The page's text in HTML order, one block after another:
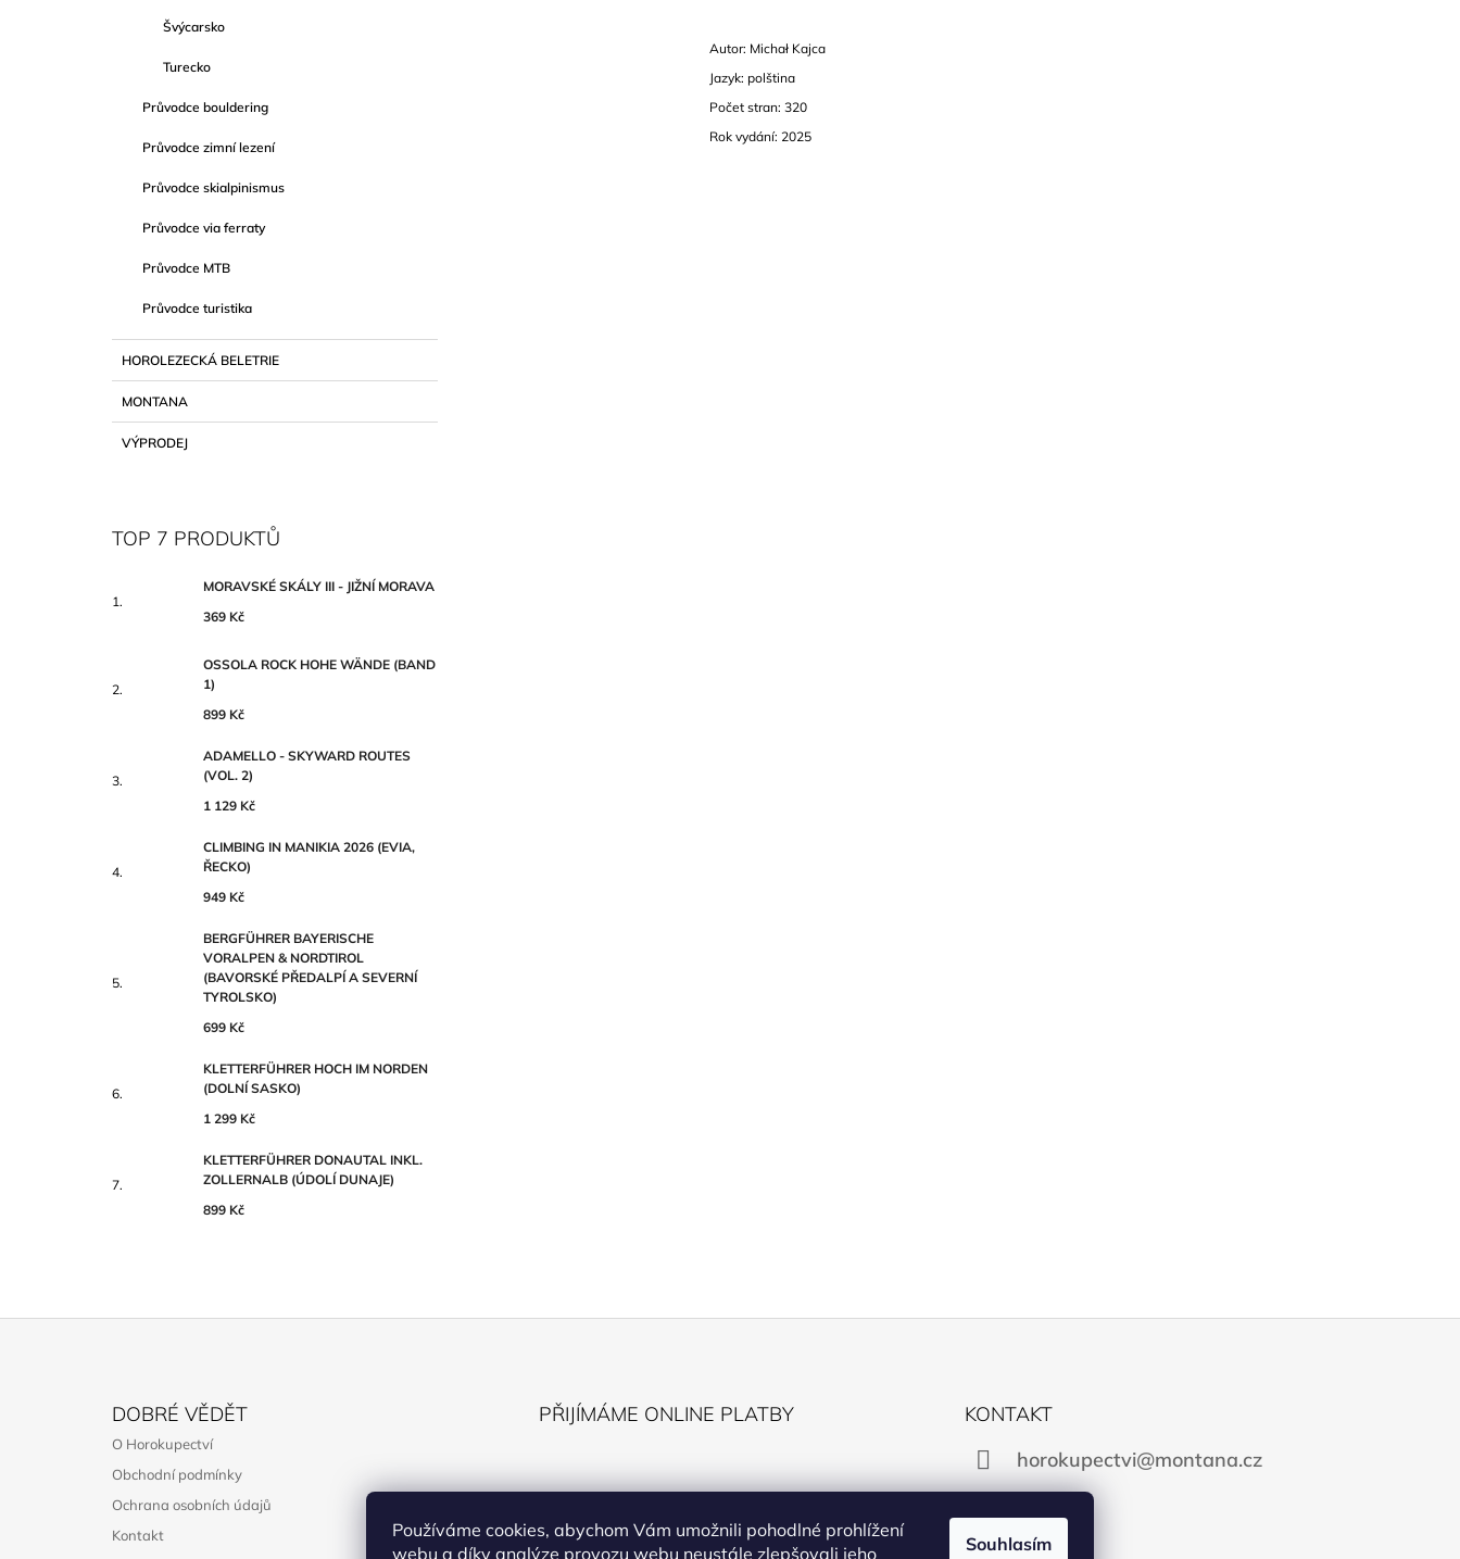
Používáme cookies, abychom Vám umožnili pohodlné prohlížení
webu a díky analýze provozu webu neustále zlepšovali jeho
Souhlasím
Švýcarsko
Turecko
Průvodce bouldering
Průvodce zimní lezení
Průvodce skialpinismus
Průvodce via ferraty
Průvodce MTB
Průvodce turistika
HOROLEZECKÁ BELETRIE
MONTANA
VÝPRODEJ
TOP 7 PRODUKTŮ
MORAVSKÉ SKÁLY III - JIŽNÍ MORAVA
369 Kč
OSSOLA ROCK HOHE WÄNDE (BAND
1)
899 Kč
ADAMELLO - SKYWARD ROUTES
(VOL. 2)
1 129 Kč
CLIMBING IN MANIKIA 2026 (EVIA,
ŘECKO)
949 Kč
BERGFÜHRER BAYERISCHE
VORALPEN & NORDTIROL
(BAVORSKÉ PŘEDALPÍ A SEVERNÍ
TYROLSKO)
699 Kč
KLETTERFÜHRER HOCH IM NORDEN
(DOLNÍ SASKO)
1 299 Kč
KLETTERFÜHRER DONAUTAL INKL.
ZOLLERNALB (ÚDOLÍ DUNAJE)
899 Kč
Autor: Michał Kajca
Jazyk: polština
Počet stran: 320
Rok vydání: 2025
DOBRÉ VĚDĚT
O Horokupectví
Obchodní podmínky
Ochrana osobních údajů
Kontakt
PŘIJÍMÁME ONLINE PLATBY
KONTAKT
horokupectvi@montana.cz
Facebook